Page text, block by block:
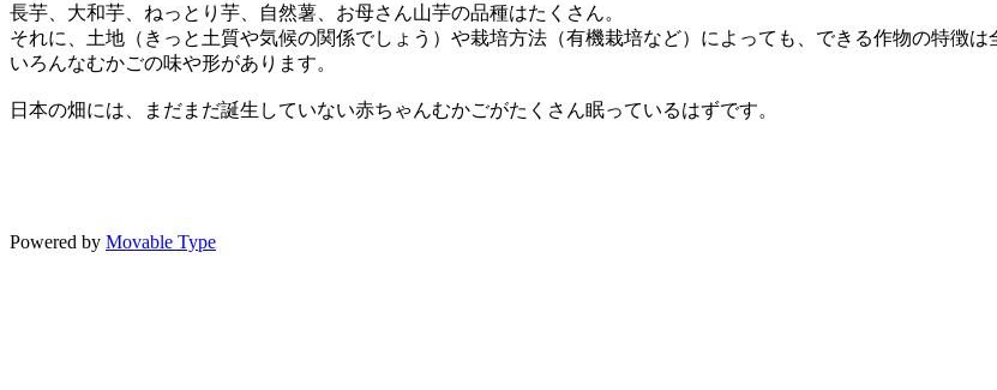
長芋、大和芋、ねっとり芋、自然薯、お母さん山芋の品種はたくさん。
それに、土地（きっと土質や気候の関係でしょう）や栽培方法（有機栽培など）によっても、できる作物の特徴は
いろんなむかごの味や形があります。
日本の畑には、まだまだ誕生していない赤ちゃんむかごがたくさん眠っているはずです。
Powered by Movable Type